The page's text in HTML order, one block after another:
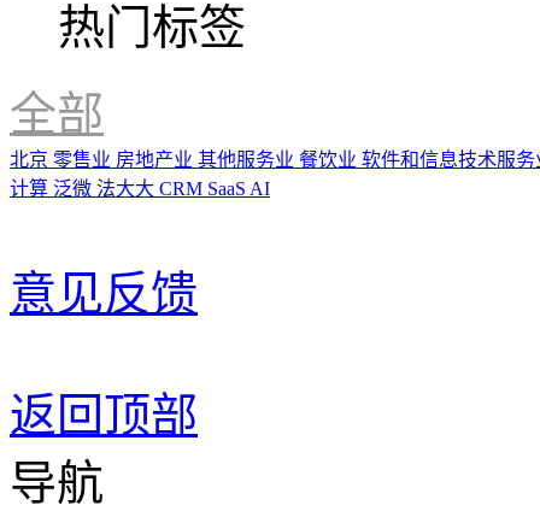
热门标签
全部
北京 零售业 房地产业 其他服务业 餐饮业 软件和信息技术服
计算 泛微 法大大 CRM SaaS AI
意见反馈
返回顶部
导航